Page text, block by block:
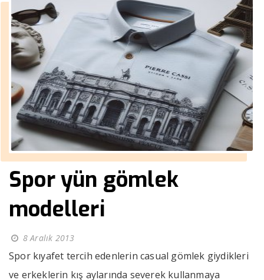
Spor yün gömlek
modelleri
8 Aralık 2013
Spor kıyafet tercih edenlerin casual gömlek giydikleri
ve erkeklerin kış aylarında severek kullanmaya